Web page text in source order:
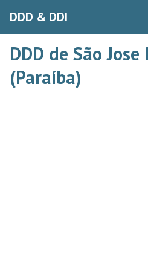
DDD & DDI
DDD de São
(Paraíba)